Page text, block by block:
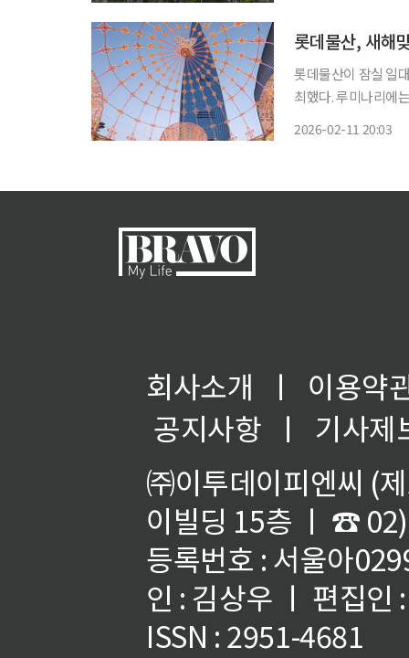
롯데물산이 잠실 일
최했다. 루미나리에
2026-02-11 20:03
회사소개 ㅣ
이용약
공지사항
ㅣ
기사제
㈜이투데이피엔씨 (
이빌딩 15층 ㅣ ☎
등록번호 : 서울아
인 : 김상우 ㅣ 편집인
ISSN : 2951-4681